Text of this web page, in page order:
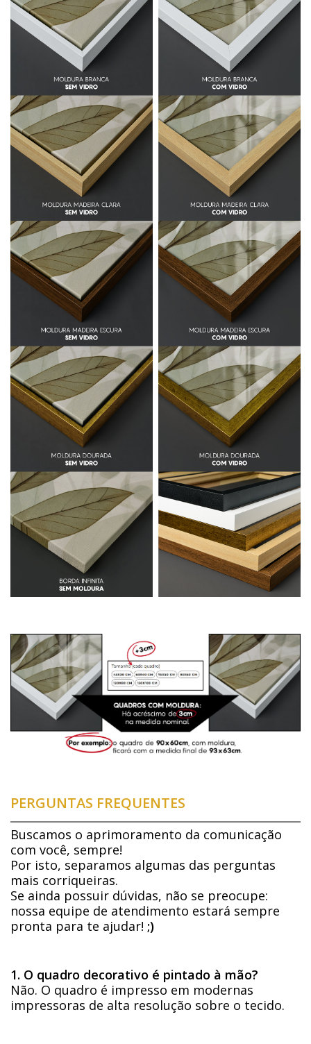
PERGUNTAS FREQUENTES
Buscamos o aprimoramento da comunicação
com você, sempre!
Por isto, separamos algumas das perguntas
mais corriqueiras.
Se ainda possuir dúvidas, não se preocupe:
nossa equipe de atendimento estará sempre
pronta para te ajudar! ;)
1. O quadro decorativo é pintado à mão?
Não. O quadro é impresso em modernas
impressoras de alta resolução sobre o tecido.